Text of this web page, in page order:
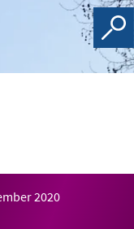
2020